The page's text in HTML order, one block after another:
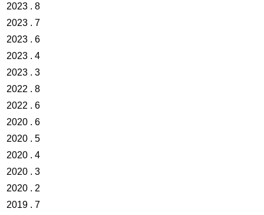
2023 . 8
2023 . 7
2023 . 6
2023 . 4
2023 . 3
2022 . 8
2022 . 6
2020 . 6
2020 . 5
2020 . 4
2020 . 3
2020 . 2
2019 . 7